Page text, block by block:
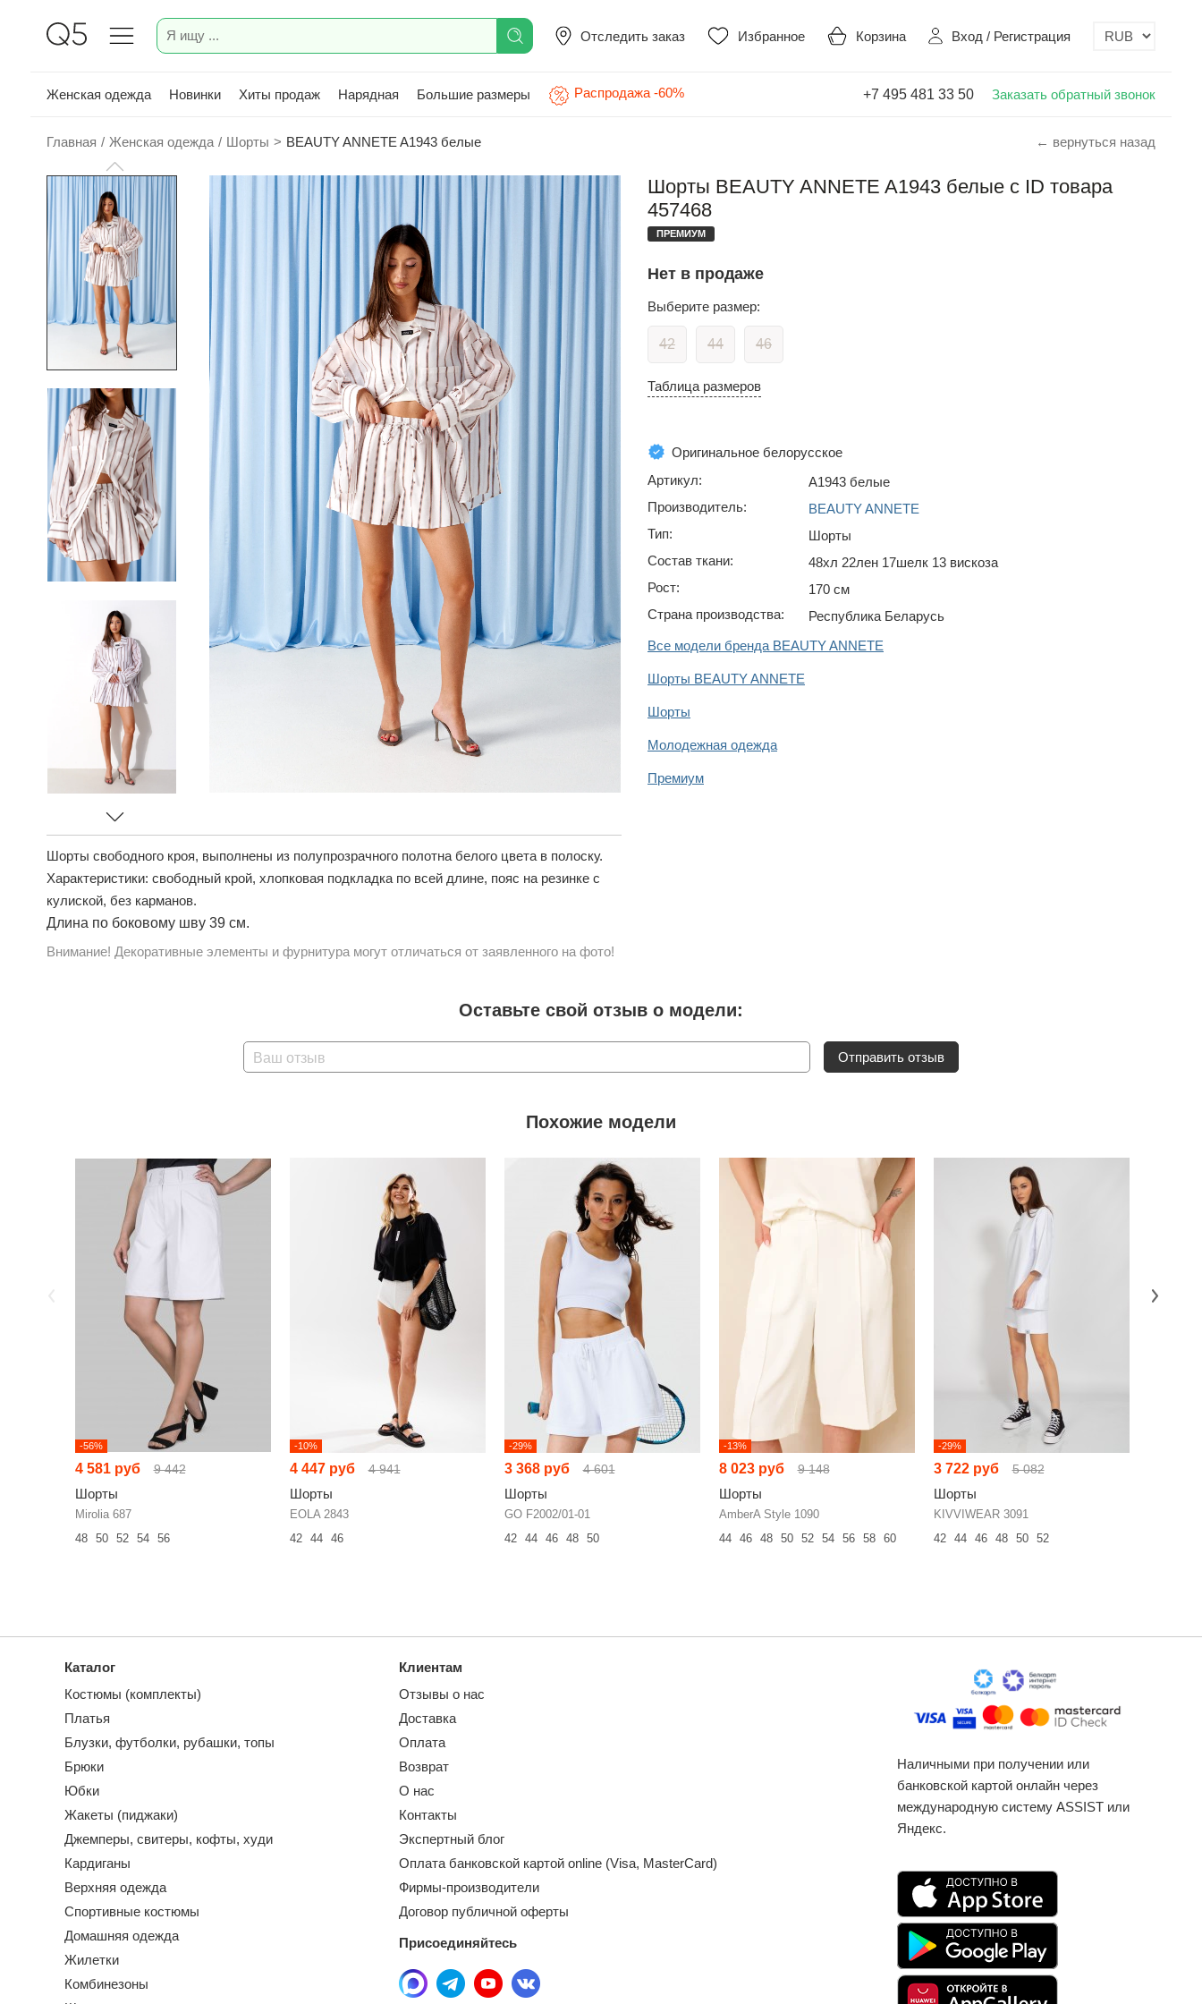
Отследить заказ Избранное Корзина Вход / Регистрация
Женская одежда Новинки Хиты продаж Нарядная Большие размеры Распродажа -60% +7 495 481 33 50 Заказать обратный звонок
Главная / Женская одежда / Шорты > BEAUTY ANNETE A1943 белые ← вернуться назад
Шорты свободного кроя, выполнены из полупрозрачного полотна белого цвета в полоску.
Характеристики: свободный крой, хлопковая подкладка по всей длине, пояс на резинке с
кулиской, без карманов.
Длина по боковому шву 39 см.
Внимание! Декоративные элементы и фурнитура могут отличаться от заявленного на фото!
Шорты BEAUTY ANNETE A1943 белые с ID товара
457468
ПРЕМИУМ
Нет в продаже
Выберите размер:
42 44 46
Таблица размеров
Оригинальное белорусское
Артикул:
A1943 белые
Производитель:
BEAUTY ANNETE
Тип:
Шорты
Состав ткани:
48хл 22лен 17шелк 13 вискоза
Рост:
170 см
Страна производства:
Республика Беларусь
Все модели бренда BEAUTY ANNETE
Шорты BEAUTY ANNETE
Шорты
Молодежная одежда
Премиум
Оставьте свой отзыв о модели:
Ваш отзыв Отправить отзыв
Похожие модели
-56%
4 581 руб 9 442
Шорты
Mirolia 687
48
50 52 54 56
-10%
4 447 руб 4 941
Шорты
EOLA 2843
42
44 46
-29%
3 368 руб 4 601
Шорты
GO F2002/01-01
42
44 46 48 50
-13%
8 023 руб 9 148
Шорты
AmberA Style 1090
44
46 48 50 52 54 56 58 60
-29%
3 722 руб 5 082
Шорты
KIVVIWEAR 3091
42
44 46 48 50 52
Каталог
Костюмы (комплекты)
Платья
Блузки, футболки, рубашки, топы
Брюки
Юбки
Жакеты (пиджаки)
Джемперы, свитеры, кофты, худи
Кардиганы
Верхняя одежда
Спортивные костюмы
Домашняя одежда
Жилетки
Комбинезоны
Клиентам
Отзывы о нас
Доставка
Оплата
Возврат
О нас
Контакты
Экспертный блог
Оплата банковской картой online (Visa, MasterCard)
Фирмы-производители
Договор публичной оферты
Присоединяйтесь
Наличными при получении или
банковской картой онлайн через
международную систему ASSIST или
Яндекс.